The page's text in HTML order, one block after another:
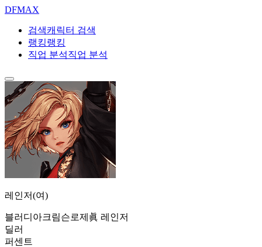
DFMAX
검색캐릭터 검색
랭킹랭킹
직업 분석직업 분석
레인저(여)
블러디아크림슨로제 眞 레인저
딜러
퍼센트